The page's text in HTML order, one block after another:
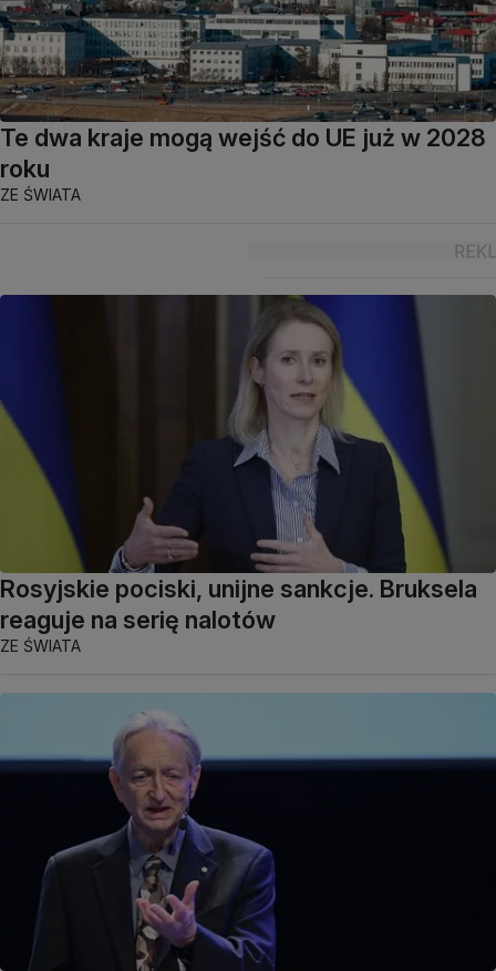
Te dwa kraje mogą wejść do UE już w 2028
roku
ZE ŚWIATA
Rosyjskie pociski, unijne sankcje. Bruksela
reaguje na serię nalotów
ZE ŚWIATA